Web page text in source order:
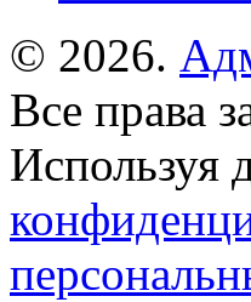
© 2026.
Все права
Используя